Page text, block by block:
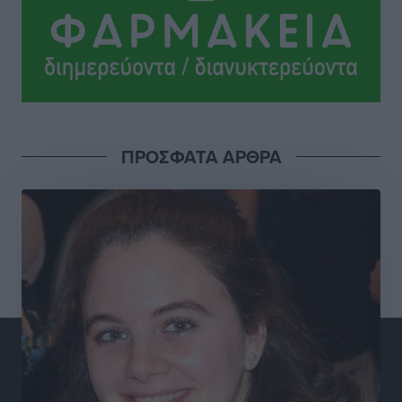
του Πανορμίτη
Τοπικές Ειδήσεις• πριν 3 ώρες
Τοπικές Ειδήσεις
Τοπικές Ειδήσεις
Airbnb: Αυξημένα έσοδα στο β’ τρίμηνο με «όχημα»
το Μουντιάλ
ΠΡΟΣΦΑΤΑ ΑΡΘΡΑ